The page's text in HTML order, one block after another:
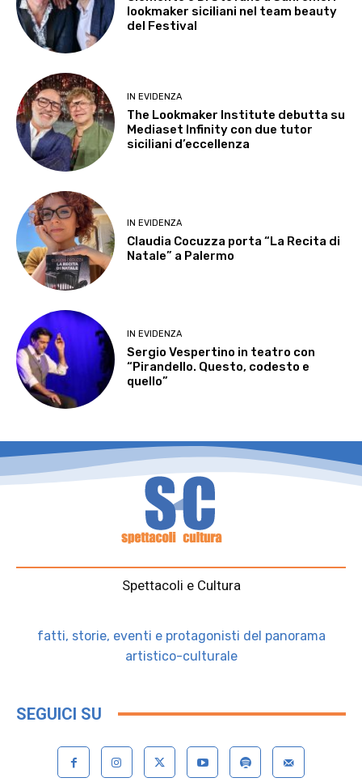
lookmaker siciliani nel team beauty
del Festival
IN EVIDENZA
The Lookmaker Institute debutta su
Mediaset Infinity con due tutor
siciliani d’eccellenza
IN EVIDENZA
Claudia Cocuzza porta “La Recita di
Natale” a Palermo
IN EVIDENZA
Sergio Vespertino in teatro con
“Pirandello. Questo, codesto e
quello”
Spettacoli e Cultura
fatti, storie, eventi e protagonisti del panorama
artistico-culturale
SEGUICI SU